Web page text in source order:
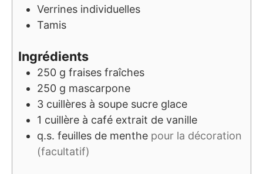
Verrines individuelles
Tamis
Ingrédients
250 g fraises fraîches
250 g mascarpone
3 cuillères à soupe sucre glace
1 cuillère à café extrait de vanille
q.s. feuilles de menthe pour la décoration
(facultatif)